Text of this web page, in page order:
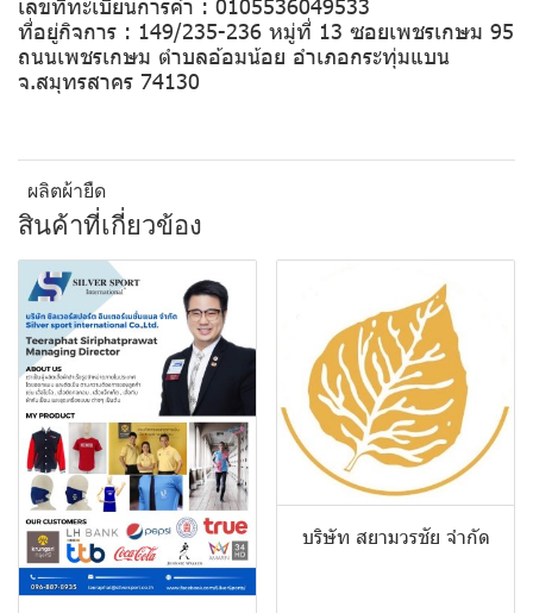
ที่อยู่กิจการ : 149/235-236 หมู่ที่ 13 ซอยเพชรเกษม 95
ถนนเพชรเกษม ตำบลอ้อมน้อย อำเภอกระทุ่มแบน
จ.สมุทรสาคร 74130
ผลิตผ้ายืด
สินค้าที่เกี่ยวข้อง
บริษัท สยามวรชัย จำกัด